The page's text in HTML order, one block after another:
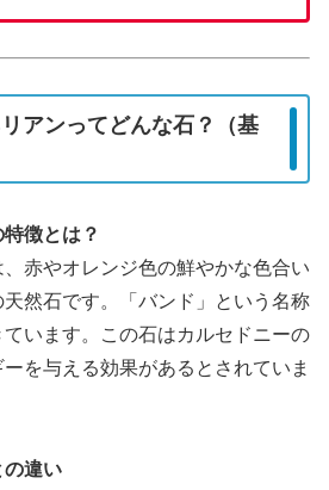
アンってどんな石？（基
徴とは？
赤やオレンジ色の鮮やかな色合い
然石です。「バンド」という名称
います。この石はカルセドニーの
を与える効果があるとされていま
の違い